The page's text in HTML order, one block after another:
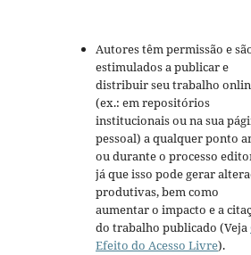
Autores têm permissão e
estimulados a publicar e
distribuir seu trabalho
(ex.: em repositórios
institucionais ou na sua
pessoal) a qualquer ponto
ou durante o processo
já que isso pode gerar
produtivas, bem como
aumentar o impacto e a
do trabalho publicado (Veja
Efeito do Acesso Livre).